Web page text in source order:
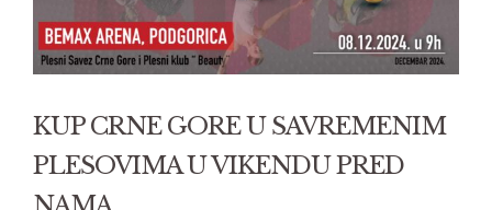
KUP CRNE GORE U SAVREMENIM
PLESOVIMA U VIKENDU PRED